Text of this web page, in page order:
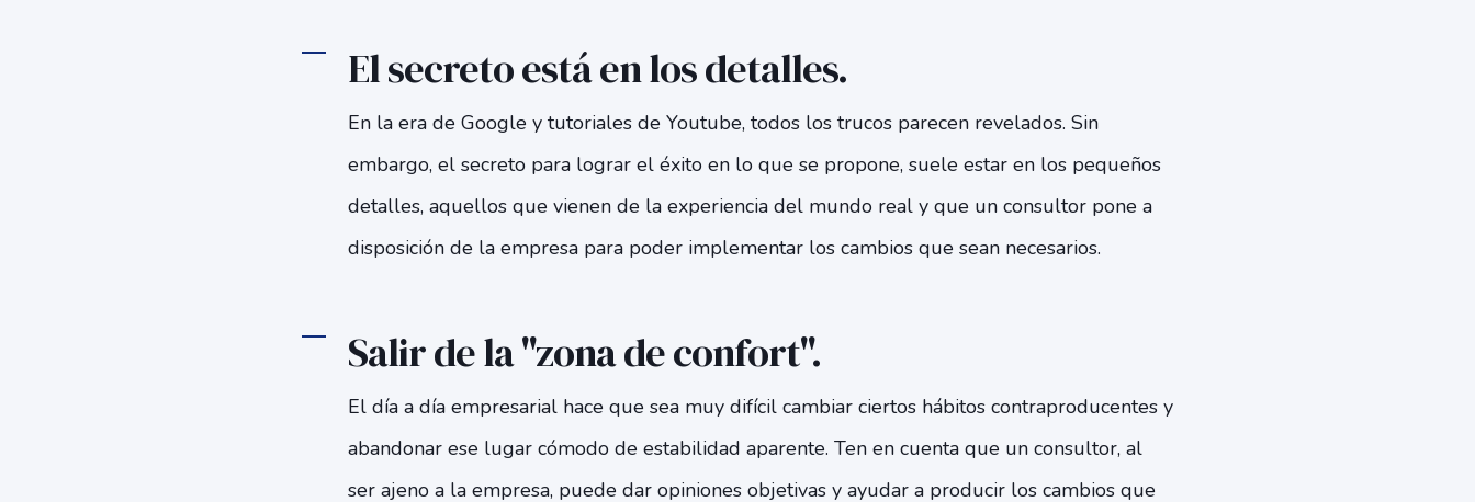
El secreto está en los detalles.
En la era de Google y tutoriales de Youtube, todos los trucos parecen revelados. Sin
embargo, el secreto para lograr el éxito en lo que se propone, suele estar en los pequeños
detalles, aquellos que vienen de la experiencia del mundo real y que un consultor pone a
disposición de la empresa para poder implementar los cambios que sean necesarios.
Salir de la "zona de confort".
El día a día empresarial hace que sea muy difícil cambiar ciertos hábitos contraproducentes y
abandonar ese lugar cómodo de estabilidad aparente. Ten en cuenta que un consultor, al
ser ajeno a la empresa, puede dar opiniones objetivas y ayudar a producir los cambios que